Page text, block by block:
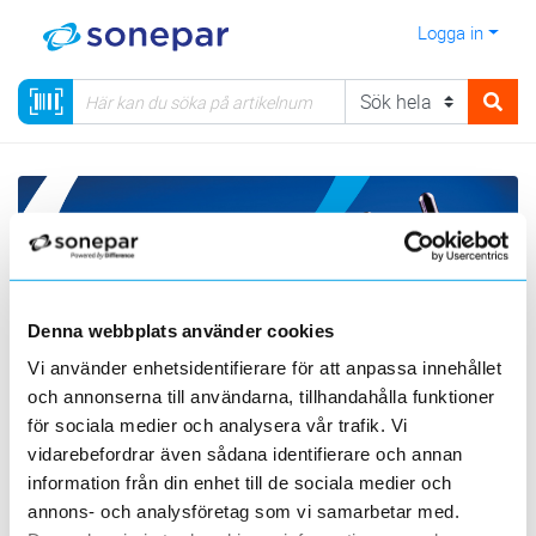
Denna webbplats använder cookies
Vi använder enhetsidentifierare för att anpassa innehållet
och annonserna till användarna, tillhandahålla funktioner
för sociala medier och analysera vår trafik. Vi
vidarebefordrar även sådana identifierare och annan
information från din enhet till de sociala medier och
annons- och analysföretag som vi samarbetar med.
Logga in
Leverans- och
betalningsvillkor
Här hittar du Sonepars leverans- och betalningsvillkor.